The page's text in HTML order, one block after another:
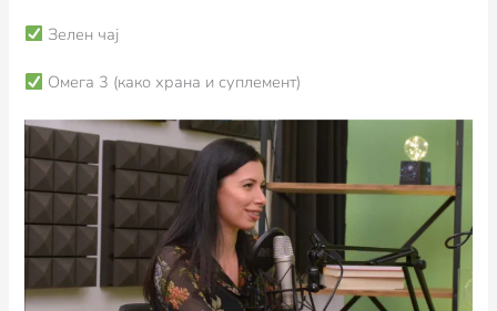
Зелен чај
Омега 3 (како храна и суплемент)